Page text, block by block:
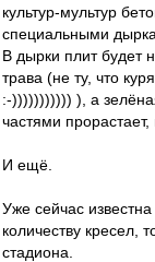
культур-мультур
специальными
В дырки плит будет
трава (не ту, что
:-))))))))))) ), а
частями прорастает,
И ещё.
Уже сейчас
количеству кресел,
стадиона.